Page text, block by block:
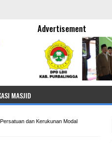
Advertisement
MASJID
Persatuan dan Kerukunan Modal